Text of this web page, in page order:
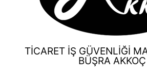
TİCARET İŞ GÜVENLİĞİ
BÜŞRA AKKOÇ